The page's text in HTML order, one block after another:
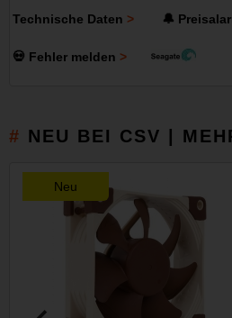
Technische Daten 🔔
💀 Fehler melden
NEU BEI CSV |
Neu